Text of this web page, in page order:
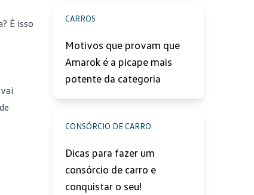
É isso
CARROS
Motivos que provam que
Amarok é a picape mais
potente da categoria
CONSÓRCIO DE CARRO
Dicas para fazer um
consórcio de carro e
conquistar o seu!